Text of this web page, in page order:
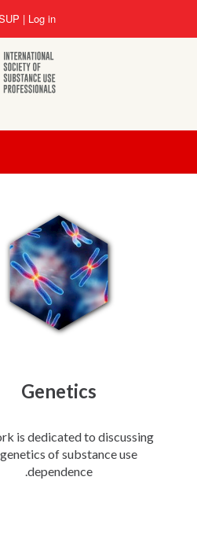
main
Log in
Genetics
is dedicated to discussing
of substance use
dependence.